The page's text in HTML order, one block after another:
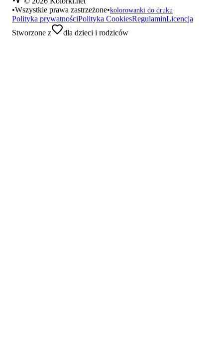
•Wszystkie prawa zastrzeżone•kolorowanki do druku
Polityka prywatnościPolityka CookiesRegulaminLicencja
Stworzone z
dla dzieci i rodziców